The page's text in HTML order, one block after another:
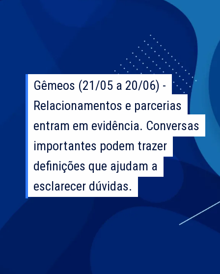
Gêmeos (21/05 a 20/06) -
Relacionamentos e parcerias
entram em evidência. Conversas
importantes podem trazer
definições que ajudam a
esclarecer dúvidas.
Gêmeos (21/05 a 20/06) -
Relacionamentos e parcerias
entram em evidência. Conversas
importantes podem trazer
definições que ajudam a
esclarecer dúvidas.